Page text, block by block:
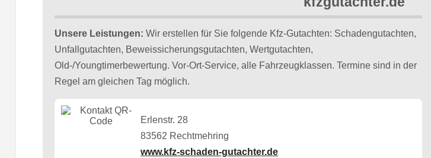
Unsere Leistungen: Wir erstellen für Sie folgende Kfz-Gutachten: Schadengutachten,
Unfallgutachten, Beweissicherungsgutachten, Wertgutachten,
Old-/Youngtimerbewertung. Vor-Ort-Service, alle Fahrzeugklassen. Termine sind in der
Regel am gleichen Tag möglich.
Erlenstr. 28
83562 Rechtmehring
www.kfz-schaden-gutachter.de